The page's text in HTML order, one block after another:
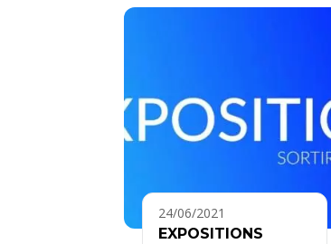
24/06/2021
EXPOSITIONS